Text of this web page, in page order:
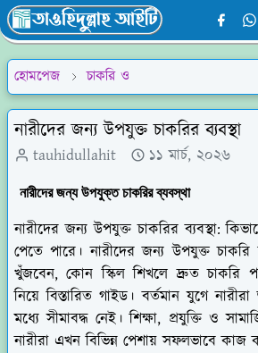
হোমপেজ চাকরি ও
নারীদের জন্য উপযুক্ত চাকরির ব্যবস্থা
tauhidullahit ১১ মার্চ, ২০২৬
নারীদের জন্য উপযুক্ত চাকরির ব্যবস্থা
নারীদের জন্য উপযুক্ত চাকরির ব্যবস্থা:
পেতে পারে। নারীদের জন্য উপযুক্ত
খুঁজবেন, কোন স্কিল শিখলে দ্রুত চাকরি
নিয়ে বিস্তারিত গাইড। বর্তমান যুগে
মধ্যে সীমাবদ্ধ নেই। শিক্ষা, প্রযুক্তি ও
নারীরা এখন বিভিন্ন পেশায় সফলভাবে কাজ